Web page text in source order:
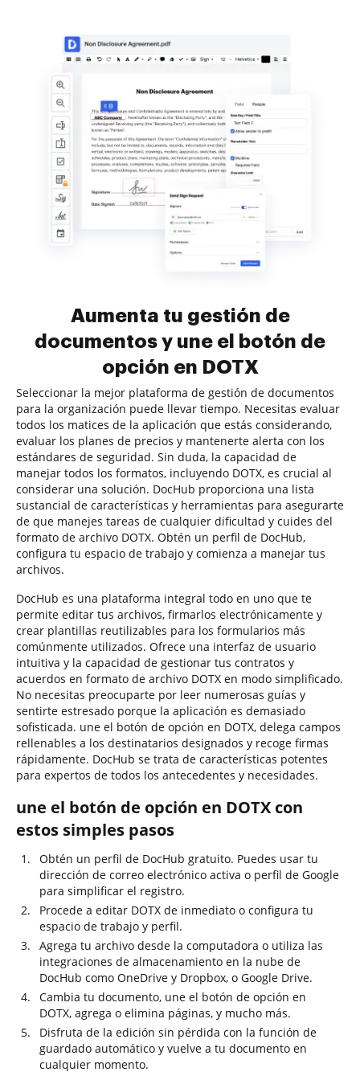
Aumenta tu gestión de
documentos y une el botón de
opción en DOTX
Seleccionar la mejor plataforma de gestión de documentos
para la organización puede llevar tiempo. Necesitas evaluar
todos los matices de la aplicación que estás considerando,
evaluar los planes de precios y mantenerte alerta con los
estándares de seguridad. Sin duda, la capacidad de
manejar todos los formatos, incluyendo DOTX, es crucial al
considerar una solución. DocHub proporciona una lista
sustancial de características y herramientas para asegurarte
de que manejes tareas de cualquier dificultad y cuides del
formato de archivo DOTX. Obtén un perfil de DocHub,
configura tu espacio de trabajo y comienza a manejar tus
archivos.
DocHub es una plataforma integral todo en uno que te
permite editar tus archivos, firmarlos electrónicamente y
crear plantillas reutilizables para los formularios más
comúnmente utilizados. Ofrece una interfaz de usuario
intuitiva y la capacidad de gestionar tus contratos y
acuerdos en formato de archivo DOTX en modo simplificado.
No necesitas preocuparte por leer numerosas guías y
sentirte estresado porque la aplicación es demasiado
sofisticada. une el botón de opción en DOTX, delega campos
rellenables a los destinatarios designados y recoge firmas
rápidamente. DocHub se trata de características potentes
para expertos de todos los antecedentes y necesidades.
une el botón de opción en DOTX con
estos simples pasos
Obtén un perfil de DocHub gratuito. Puedes usar tu
dirección de correo electrónico activa o perfil de Google
para simplificar el registro.
Procede a editar DOTX de inmediato o configura tu
espacio de trabajo y perfil.
Agrega tu archivo desde la computadora o utiliza las
integraciones de almacenamiento en la nube de
DocHub como OneDrive y Dropbox, o Google Drive.
Cambia tu documento, une el botón de opción en
DOTX, agrega o elimina páginas, y mucho más.
Disfruta de la edición sin pérdida con la función de
guardado automático y vuelve a tu documento en
cualquier momento.